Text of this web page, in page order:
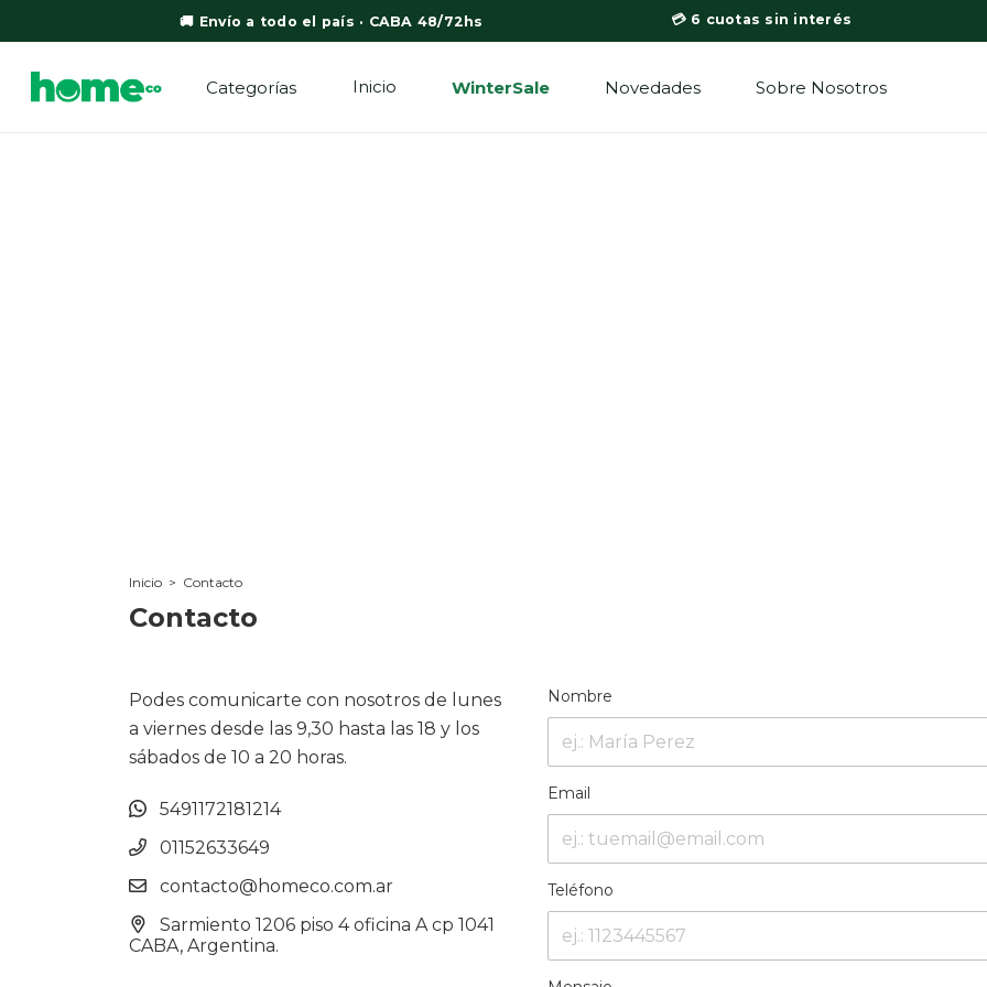
🚚 Envío a todo el país · CABA 48/72hs 💳 6 cuotas sin interés
Categorías Inicio WinterSale Novedades Sobre Nosotros
Inicio > Contacto
Contacto
Podes comunicarte con nosotros de lunes
a viernes desde las 9,30 hasta las 18 y los
sábados de 10 a 20 horas.
5491172181214
01152633649
contacto@homeco.com.ar
Sarmiento 1206 piso 4 oficina A cp 1041
CABA, Argentina.
Nombre
Email
Teléfono